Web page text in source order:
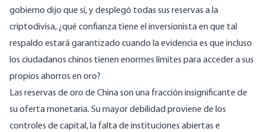
gobierno dijo que sí, y desplegó todas sus reservas a la
criptodivisa, ¿qué confianza tiene el inversionista en que tal
respaldo estará garantizado cuando la evidencia es que incluso
los ciudadanos chinos tienen enormes límites para acceder a sus
propios ahorros en oro?
Las reservas de oro de China son una fracción insignificante de
su oferta monetaria. Su mayor debilidad proviene de los
controles de capital, la falta de instituciones abiertas e